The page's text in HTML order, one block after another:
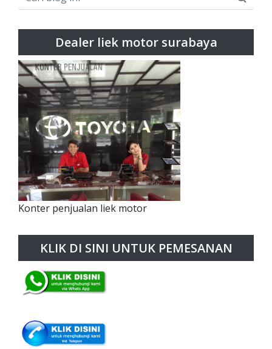
Dealer liek motor surabaya
Konter penjualan liek motor
KLIK DI SINI UNTUK PEMESANAN